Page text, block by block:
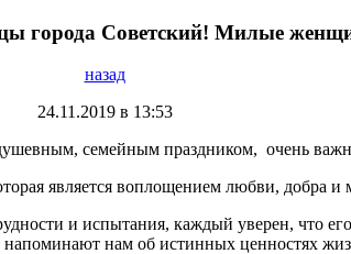
города Советский! Милые
назад
24.11.2019 в 13:53
семейным праздником, очень
является воплощением любви, добра и
и испытания, каждый уверен, что
нам об истинных ценностях